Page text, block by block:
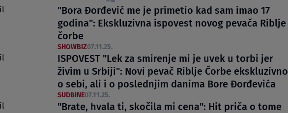
"Bora Đorđević me je primetio kad sam imao 17
godina": Ekskluzivna ispovest novog pevača Riblje
čorbe
SHOWBIZ07.11.25.
ISPOVEST "Lek za smirenje mi je uvek u torbi jer
živim u Srbiji": Novi pevač Riblje Čorbe ekskluzivno
o sebi, ali i o poslednjim danima Bore Đorđevića
SUDBINE07.11.25.
"Brate, hvala ti, skočila mi cena": Hit priča o tome